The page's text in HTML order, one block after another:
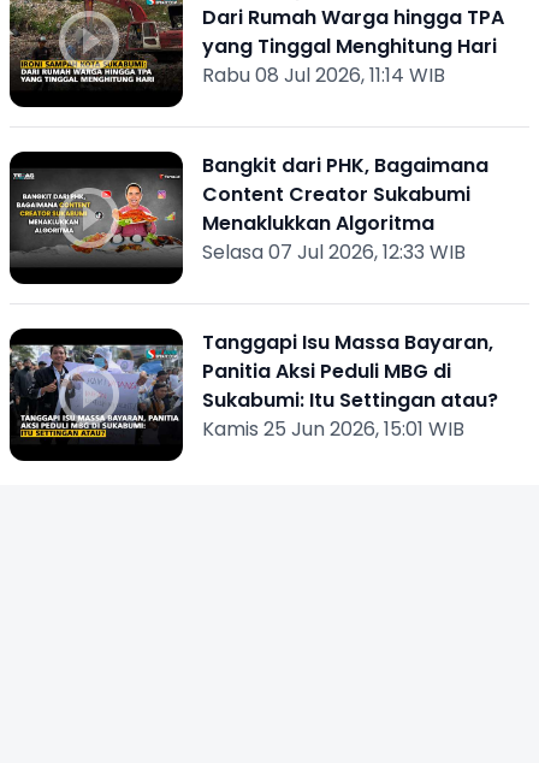
Dari Rumah Warga hingga TPA
yang Tinggal Menghitung Hari
Rabu 08 Jul 2026, 11:14 WIB
Bangkit dari PHK, Bagaimana
Content Creator Sukabumi
Menaklukkan Algoritma
Selasa 07 Jul 2026, 12:33 WIB
Tanggapi Isu Massa Bayaran,
Panitia Aksi Peduli MBG di
Sukabumi: Itu Settingan atau?
Kamis 25 Jun 2026, 15:01 WIB